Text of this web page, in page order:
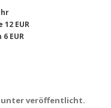
EUR
EUR
unter veröffentlicht.